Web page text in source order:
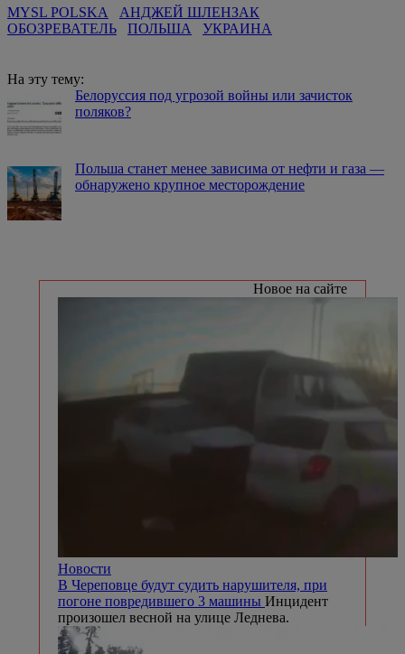
MYSL POLSKA
АНДЖЕЙ ШЛЕНЗАК
ОБОЗРЕВАТЕЛЬ
ПОЛЬША УКРАИНА
На эту тему:
Белоруссия под угрозой войны или зачисток
поляков?
Польша станет менее зависима от нефти и газа —
обнаружено крупное месторождение
Новое на сайте
Новости
В Череповце будут судить нарушителя, при
погоне повредившего 3 машины Инцидент
произошел весной на улице Леднева.